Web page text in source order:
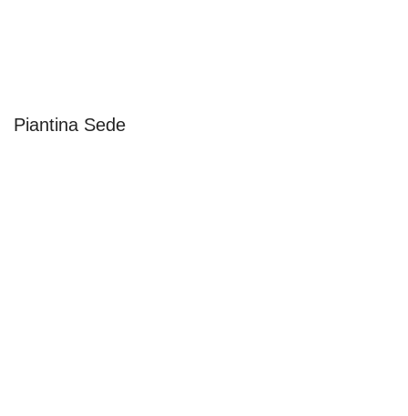
Piantina Sede